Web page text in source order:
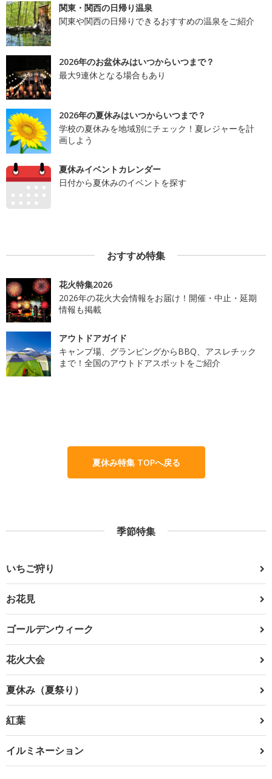
関東・関西の日帰り温泉
関東や関西の日帰りできるおすすめの温泉をご紹介
2026年のお盆休みはいつからいつまで？
最大9連休となる場合もあり
2026年の夏休みはいつからいつまで？
学校の夏休みを地域別にチェック！夏レジャーを計
画しよう
夏休みイベントカレンダー
日付から夏休みのイベントを探す
おすすめ特集
花火特集2026
2026年の花火大会情報をお届け！開催・中止・延期
情報も掲載
アウトドアガイド
キャンプ場、グランピングからBBQ、アスレチック
まで！全国のアウトドアスポットをご紹介
夏休み特集 TOPへ戻る
季節特集
いちご狩り
お花見
ゴールデンウィーク
花火大会
夏休み（夏祭り）
紅葉
イルミネーション